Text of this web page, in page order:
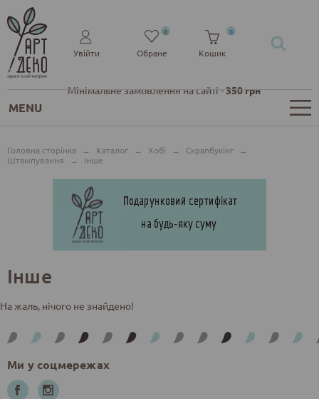
Мінімальне замовлення на сайті -350 грн
Увійти Обране
0
Кошик
0
MENU
Головна сторінка → Каталог → Хобі → Скрапбукінг
→
Штампування
→ Інше
Інше
На жаль, нічого не знайдено!
Ми у соцмережах